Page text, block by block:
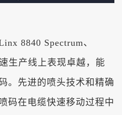
8840 Spectrum、
生产线上表现卓越，能
。先进的喷头技术和精确
码在电缆快速移动过程中